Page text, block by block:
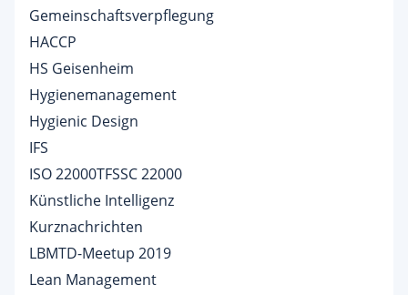
Gemeinschaftsverpflegung
HACCP
HS Geisenheim
Hygienemanagement
Hygienic Design
IFS
ISO 22000TFSSC 22000
Künstliche Intelligenz
Kurznachrichten
LBMTD-Meetup 2019
Lean Management